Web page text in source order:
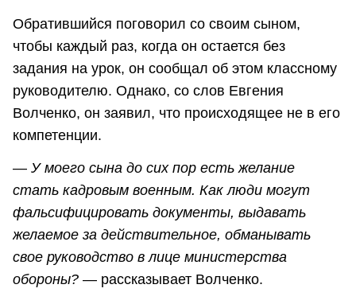
Обратившийся поговорил со своим сыном,
чтобы каждый раз, когда он остается без
задания на урок, он сообщал об этом классному
руководителю. Однако, со слов Евгения
Волченко, он заявил, что происходящее не в его
компетенции.
― У моего сына до сих пор есть желание
стать кадровым военным. Как люди могут
фальсифицировать документы, выдавать
желаемое за действительное, обманывать
свое руководство в лице министерства
обороны? ― рассказывает Волченко.